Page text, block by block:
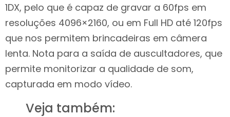
1DX, pelo que é capaz de gravar a 60fps em
resoluções 4096×2160, ou em Full HD até 120fps
que nos permitem brincadeiras em câmera
lenta. Nota para a saída de auscultadores, que
permite monitorizar a qualidade de som,
capturada em modo vídeo.
Veja também: